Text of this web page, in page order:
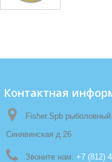
Контактная
Fisher.Spb
Синявинская д.26
Звоните нам: +7 (812)